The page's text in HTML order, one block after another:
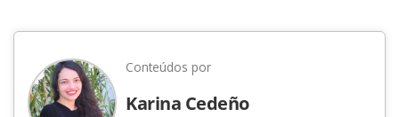
Conteúdos por
Karina Cedeño